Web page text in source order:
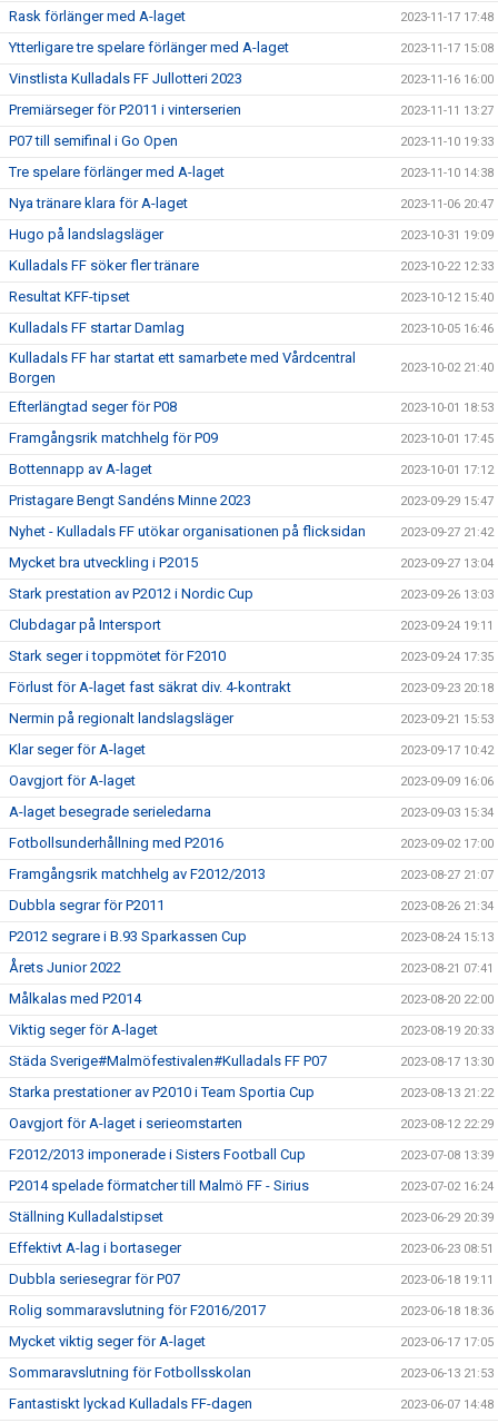
Rask förlänger med A-laget 2023-11-17 17:48
Ytterligare tre spelare förlänger med A-laget 2023-11-17 15:08
Vinstlista Kulladals FF Jullotteri 2023 2023-11-16 16:00
Premiärseger för P2011 i vinterserien 2023-11-11 13:27
P07 till semifinal i Go Open 2023-11-10 19:33
Tre spelare förlänger med A-laget 2023-11-10 14:38
Nya tränare klara för A-laget 2023-11-06 20:47
Hugo på landslagsläger 2023-10-31 19:09
Kulladals FF söker fler tränare 2023-10-22 12:33
Resultat KFF-tipset 2023-10-12 15:40
Kulladals FF startar Damlag 2023-10-05 16:46
Kulladals FF har startat ett samarbete med Vårdcentral
Borgen
2023-10-02 21:40
Efterlängtad seger för P08 2023-10-01 18:53
Framgångsrik matchhelg för P09 2023-10-01 17:45
Bottennapp av A-laget 2023-10-01 17:12
Pristagare Bengt Sandéns Minne 2023 2023-09-29 15:47
Nyhet - Kulladals FF utökar organisationen på flicksidan 2023-09-27 21:42
Mycket bra utveckling i P2015 2023-09-27 13:04
Stark prestation av P2012 i Nordic Cup 2023-09-26 13:03
Clubdagar på Intersport 2023-09-24 19:11
Stark seger i toppmötet för F2010 2023-09-24 17:35
Förlust för A-laget fast säkrat div. 4-kontrakt 2023-09-23 20:18
Nermin på regionalt landslagsläger 2023-09-21 15:53
Klar seger för A-laget 2023-09-17 10:42
Oavgjort för A-laget 2023-09-09 16:06
A-laget besegrade serieledarna 2023-09-03 15:34
Fotbollsunderhållning med P2016 2023-09-02 17:00
Framgångsrik matchhelg av F2012/2013 2023-08-27 21:07
Dubbla segrar för P2011 2023-08-26 21:34
P2012 segrare i B.93 Sparkassen Cup 2023-08-24 15:13
Årets Junior 2022 2023-08-21 07:41
Målkalas med P2014 2023-08-20 22:00
Viktig seger för A-laget 2023-08-19 20:33
Städa Sverige#Malmöfestivalen#Kulladals FF P07 2023-08-17 13:30
Starka prestationer av P2010 i Team Sportia Cup 2023-08-13 21:22
Oavgjort för A-laget i serieomstarten 2023-08-12 22:29
F2012/2013 imponerade i Sisters Football Cup 2023-07-08 13:39
P2014 spelade förmatcher till Malmö FF - Sirius 2023-07-02 16:24
Ställning Kulladalstipset 2023-06-29 20:39
Effektivt A-lag i bortaseger 2023-06-23 08:51
Dubbla seriesegrar för P07 2023-06-18 19:11
Rolig sommaravslutning för F2016/2017 2023-06-18 18:36
Mycket viktig seger för A-laget 2023-06-17 17:05
Sommaravslutning för Fotbollsskolan 2023-06-13 21:53
Fantastiskt lyckad Kulladals FF-dagen 2023-06-07 14:48